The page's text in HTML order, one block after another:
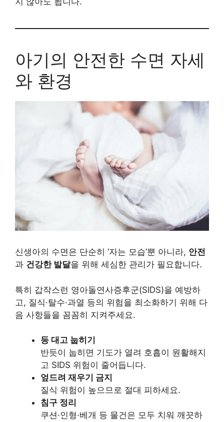
아기의 안전한 수면 자세
와 환경
신생아의 수면은 단순히 ‘자는 모습’뿐 아니라, 안전
과 건강한 발달을 위해 세심한 관리가 필요합니다.
특히 갑작스런 영아돌연사증후군(SIDS)을 예방하
고, 질식·탈수·과열 등의 위험을 최소화하기 위해 다
음 사항들을 꼼꼼히 지켜주세요.
등 대고 눕히기
반듯이 눕히면 기도가 열려 호흡이 원활해지
고 SIDS 위험이 줄어듭니다.
엎드려 재우기 금지
질식 위험이 높으므로 절대 피하세요.
침구 정리
쿠션·인형·베개 등 물건은 모두 치워 깨끗하